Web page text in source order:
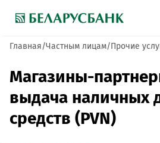
Главная Частным лицам Прочие
Магазины-
выдача наличных
средств (PVN)